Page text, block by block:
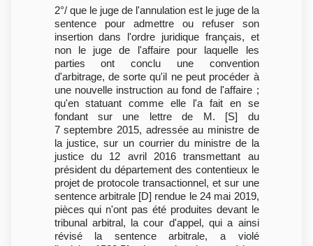
2°/ que le juge de l'annulation est le juge de la
sentence pour admettre ou refuser son
insertion dans l'ordre juridique français, et
non le juge de l'affaire pour laquelle les
parties ont conclu une convention
d'arbitrage, de sorte qu'il ne peut procéder à
une nouvelle instruction au fond de l'affaire ;
qu'en statuant comme elle l'a fait en se
fondant sur une lettre de M. [S] du
7 septembre 2015, adressée au ministre de
la justice, sur un courrier du ministre de la
justice du 12 avril 2016 transmettant au
président du département des contentieux le
projet de protocole transactionnel, et sur une
sentence arbitrale [D] rendue le 24 mai 2019,
pièces qui n'ont pas été produites devant le
tribunal arbitral, la cour d'appel, qui a ainsi
révisé la sentence arbitrale, a violé